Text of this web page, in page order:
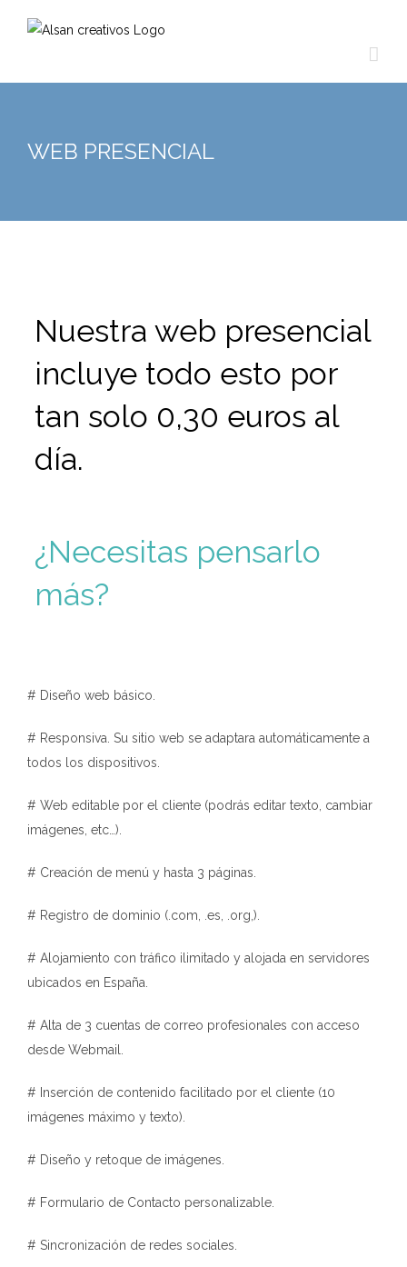
WEB PRESENCIAL
Nuestra web presencial
incluye todo esto por
tan solo 0,30 euros al
día.
¿Necesitas pensarlo
más?
# Diseño web básico.
# Responsiva. Su sitio web se adaptara automáticamente a
todos los dispositivos.
# Web editable por el cliente (podrás editar texto, cambiar
imágenes, etc…).
# Creación de menú y hasta 3 páginas.
# Registro de dominio (.com, .es, .org,).
# Alojamiento con tráfico ilimitado y alojada en servidores
ubicados en España.
# Alta de 3 cuentas de correo profesionales con acceso
desde Webmail.
# Inserción de contenido facilitado por el cliente (10
imágenes máximo y texto).
# Diseño y retoque de imágenes.
# Formulario de Contacto personalizable.
# Sincronización de redes sociales.